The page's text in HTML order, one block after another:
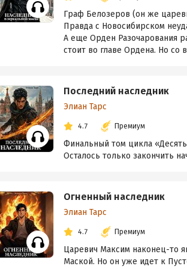
Граф Белозеров (он же
Правда с Новосибирском
А еще Орден Разочарования
стоит во главе Ордена. Но со
Последний наследник
Элиан Тарс
4.7 Премиум
Финальный том цикла
Осталось только закончить
Огненный наследник
Элиан Тарс
4.7 Премиум
Царевич Максим наконец-то
Маской. Но он уже идет к